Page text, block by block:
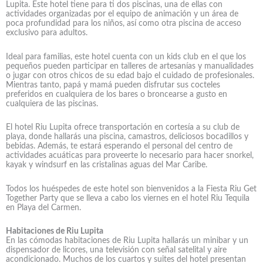
Lupita. Este hotel tiene para ti dos piscinas, una de ellas con
actividades organizadas por el equipo de animación y un área de
poca profundidad para los niños, así como otra piscina de acceso
exclusivo para adultos.
Ideal para familias, este hotel cuenta con un kids club en el que los
pequeños pueden participar en talleres de artesanías y manualidades
o jugar con otros chicos de su edad bajo el cuidado de profesionales.
Mientras tanto, papá y mamá pueden disfrutar sus cocteles
preferidos en cualquiera de los bares o broncearse a gusto en
cualquiera de las piscinas.
El hotel Riu Lupita ofrece transportación en cortesía a su club de
playa, donde hallarás una piscina, camastros, deliciosos bocadillos y
bebidas. Además, te estará esperando el personal del centro de
actividades acuáticas para proveerte lo necesario para hacer snorkel,
kayak y windsurf en las cristalinas aguas del Mar Caribe.
Todos los huéspedes de este hotel son bienvenidos a la Fiesta Riu Get
Together Party que se lleva a cabo los viernes en el hotel Riu Tequila
en Playa del Carmen.
Habitaciones de Riu Lupita
En las cómodas habitaciones de Riu Lupita hallarás un minibar y un
dispensador de licores, una televisión con señal satelital y aire
acondicionado. Muchos de los cuartos y suites del hotel presentan